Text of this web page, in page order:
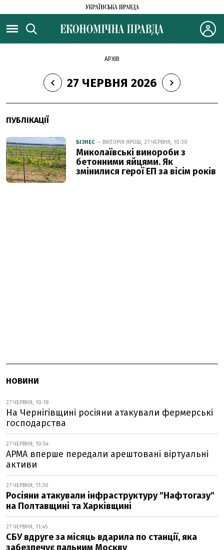
АРХІВ
27 ЧЕРВНЯ 2026
ПУБЛІКАЦІЇ
БІЗНЕС — ВІКТОРІЯ ЯРОШ, 27 ЧЕРВНЯ, 10:30
Миколаївські винороби з
бетонними яйцями. Як
змінилися герої ЕП за вісім років
НОВИНИ
27 ЧЕРВНЯ, 10:18
На Чернігівщині росіяни атакували фермерські
господарства
27 ЧЕРВНЯ, 10:54
АРМА вперше передали арештовані віртуальні
активи
27 ЧЕРВНЯ, 11:30
Росіяни атакували інфраструктуру "Нафтогазу"
на Полтавщині та Харківщині
27 ЧЕРВНЯ, 11:45
СБУ вдруге за місяць вдарила по станції, яка
забезпечує пальним Москву